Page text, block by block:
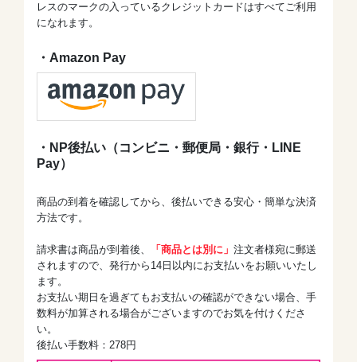
レスのマークの入っているクレジットカードはすべてご利用
になれます。
・Amazon Pay
・NP後払い（コンビニ・郵便局・銀行・LINE
Pay）
商品の到着を確認してから、後払いできる安心・簡単な決済
方法です。
請求書は商品が到着後、 「商品とは別に」 注文者様宛に郵送
されますので、発行から14日以内にお支払いをお願いいたし
ます。
お支払い期日を過ぎてもお支払いの確認ができない場合、手
数料が加算される場合がございますのでお気を付けくださ
い。
後払い手数料：278円